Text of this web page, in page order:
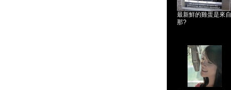
最新鮮的雞蛋是來自
那?